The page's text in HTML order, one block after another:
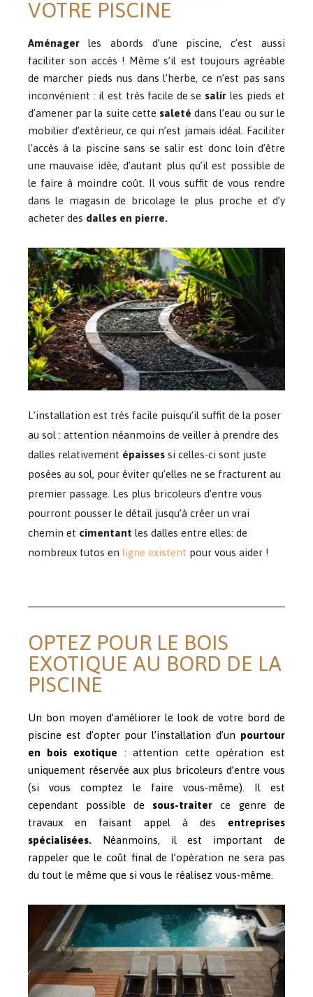
VOTRE PISCINE
Aménager les abords d’une piscine, c’est aussi
faciliter son accès ! Même s’il est toujours agréable
de marcher pieds nus dans l’herbe, ce n’est pas sans
inconvénient : il est très facile de se salir les pieds et
d’amener par la suite cette saleté dans l’eau ou sur le
mobilier d’extérieur, ce qui n’est jamais idéal. Faciliter
l’accès à la piscine sans se salir est donc loin d’être
une mauvaise idée, d’autant plus qu’il est possible de
le faire à moindre coût. Il vous suffit de vous rendre
dans le magasin de bricolage le plus proche et d’y
acheter des dalles en pierre.
L’installation est très facile puisqu’il suffit de la poser
au sol : attention néanmoins de veiller à prendre des
dalles relativement épaisses si celles-ci sont juste
posées au sol, pour éviter qu’elles ne se fracturent au
premier passage. Les plus bricoleurs d’entre vous
pourront pousser le détail jusqu’à créer un vrai
chemin et cimentant les dalles entre elles: de
nombreux tutos en ligne existent pour vous aider !
OPTEZ POUR LE BOIS
EXOTIQUE AU BORD DE LA
PISCINE
Un bon moyen d’améliorer le look de votre bord de
piscine est d’opter pour l’installation d’un pourtour
en bois exotique : attention cette opération est
uniquement réservée aux plus bricoleurs d’entre vous
(si vous comptez le faire vous-même). Il est
cependant possible de sous-traiter ce genre de
travaux en faisant appel à des entreprises
spécialisées. Néanmoins, il est important de
rappeler que le coût final de l’opération ne sera pas
du tout le même que si vous le réalisez vous-même.